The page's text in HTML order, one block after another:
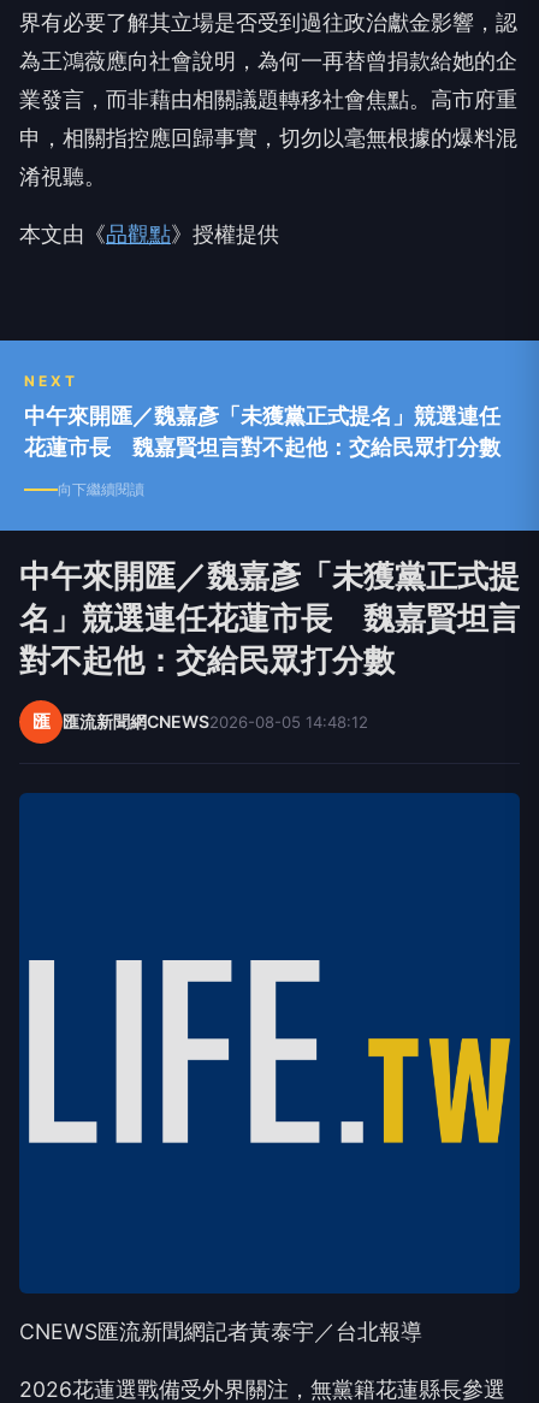
界有必要了解其立場是否受到過往政治獻金影響，認
為王鴻薇應向社會說明，為何一再替曾捐款給她的企
業發言，而非藉由相關議題轉移社會焦點。高市府重
申，相關指控應回歸事實，切勿以毫無根據的爆料混
淆視聽。
本文由《品觀點》授權提供
NEXT
中午來開匯／魏嘉彥「未獲黨正式提名」競選連任
花蓮市長 魏嘉賢坦言對不起他：交給民眾打分數
向下繼續閱讀
中午來開匯／魏嘉彥「未獲黨正式提
名」競選連任花蓮市長 魏嘉賢坦言
對不起他：交給民眾打分數
匯 匯流新聞網CNEWS2026-08-05 14:48:12
CNEWS匯流新聞網記者黃泰宇／台北報導
2026花蓮選戰備受外界關注，無黨籍花蓮縣長參選